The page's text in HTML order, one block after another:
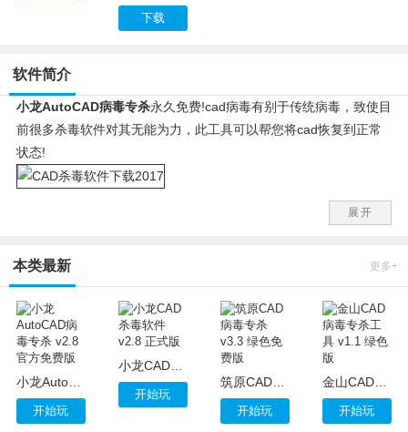
下载
软件简介
小龙AutoCAD病毒专杀永久免费!cad病毒有别于传统病毒，致使目
前很多杀毒软件对其无能为力，此工具可以帮您将cad恢复到正常
状态!
注意安装过程，有附加软件，如不需要，如下图取消选择即可。
展开
本类最新 更多+
小龙AutoCAD病毒专杀 v2.8 官方免费版
开始玩
小龙CAD杀毒软件 v2.8 正式版
开始玩
筑原CAD病毒专杀 v3.3 绿色免费版
开始玩
金山CAD病毒专杀工具 v1.1 绿色版
开始玩